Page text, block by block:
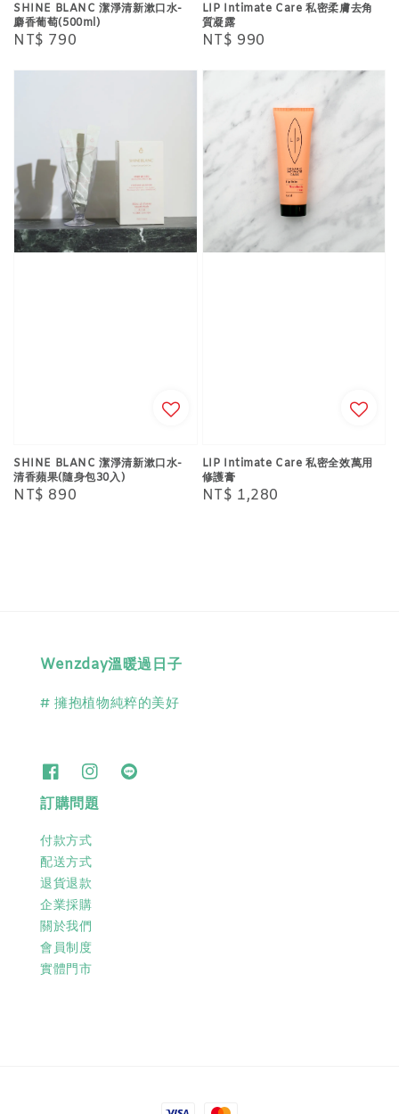
SHINE BLANC 潔淨清新漱口水-
麝香葡萄(500ml)
Regular
NT$ 790
LIP Intimate Care 私密柔膚去角
質凝露
Regular
NT$ 990
SHINE BLANC 潔淨清新漱口水-
清香蘋果(隨身包30入)
Regular
NT$ 890
LIP Intimate Care 私密全效萬用
修護膏
Regular
NT$ 1,280
Wenzday溫暖過日子
# 擁抱植物純粹的美好
訂購問題
付款方式
配送方式
退貨退款
企業採購
關於我們
會員制度
實體門市